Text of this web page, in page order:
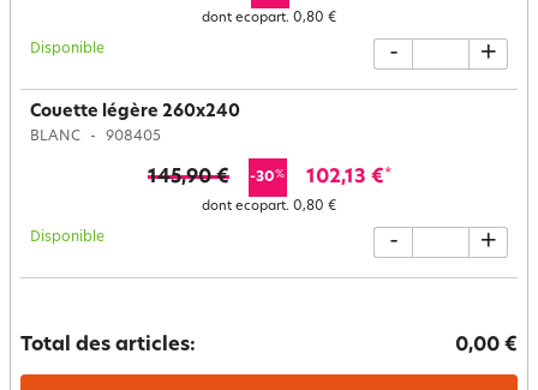
dont ecopart. 0,80 €
Disponible - +
Couette légère 260x240
BLANC 908405
145,90 € -30% 102,13 €*
dont ecopart. 0,80 €
Disponible - +
Total des articles: 0,00 €